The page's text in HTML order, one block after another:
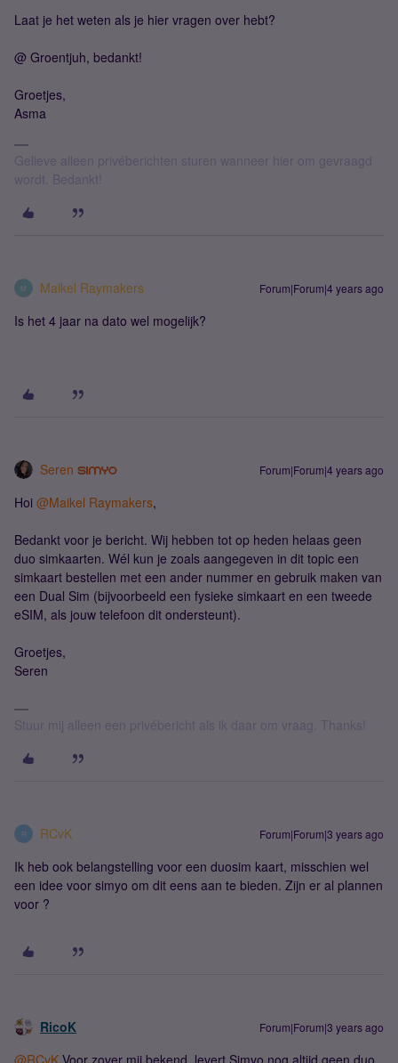
Laat je het weten als je hier vragen over hebt?
@ Groentjuh, bedankt!
Groetjes,
Asma
Gelieve alleen privéberichten sturen wanneer hier om gevraagd
wordt. Bedankt!
M Maikel Raymakers Forum|Forum|4 years ago
Is het 4 jaar na dato wel mogelijk?
Seren Forum|Forum|4 years ago
Hoi @Maikel Raymakers,
Bedankt voor je bericht. Wij hebben tot op heden helaas geen
duo simkaarten. Wél kun je zoals aangegeven in dit topic een
simkaart bestellen met een ander nummer en gebruik maken van
een Dual Sim (bijvoorbeeld een fysieke simkaart en een tweede
eSIM, als jouw telefoon dit ondersteunt).
Groetjes,
Seren
Stuur mij alleen een privébericht als ik daar om vraag. Thanks!
R RCvK Forum|Forum|3 years ago
Ik heb ook belangstelling voor een duosim kaart, misschien wel
een idee voor simyo om dit eens aan te bieden. Zijn er al plannen
voor ?
RicoK Forum|Forum|3 years ago
@RCvK Voor zover mij bekend, levert Simyo nog altijd geen duo